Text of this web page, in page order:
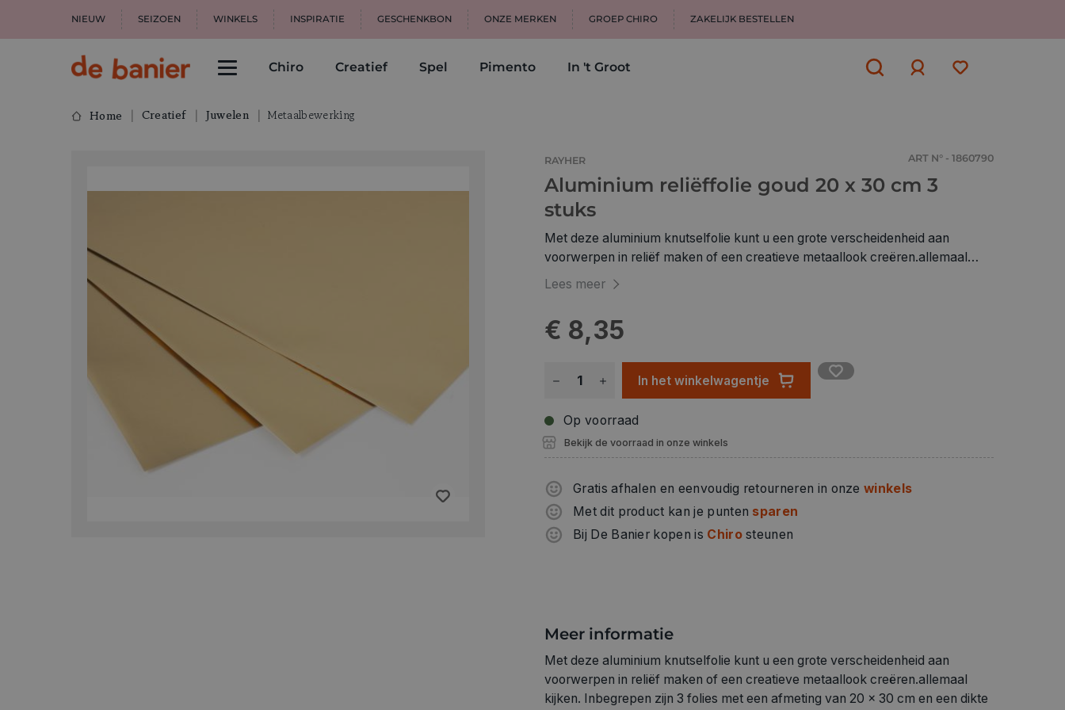
NIEUW SEIZOEN WINKELS INSPIRATIE GESCHENKBON ONZE MERKEN GROEP CHIRO ZAKELIJK BESTELLEN
Chiro Creatief Spel Pimento In 't Groot
Home Creatief Juwelen Metaalbewerking
RAYHER ART N° - 1860790
Aluminium reliëffolie goud 20 x 30 cm 3
stuks
Met deze aluminium knutselfolie kunt u een grote verscheidenheid aan
voorwerpen in reliëf maken of een creatieve metaallook creëren.allemaal
kijken. Inbegrepen zijn 3 folies met een afmeting van 20 x 30 cm en een dikte
geschenken. Om uw werk te embossen hebt u kleine embossing tools of een
afgewerkte kunstwerken kunnen vervolgens worden bevestigd op houten
borden, kaarsen, wenskaarten, spieraam, karton en nog veel meer. Laat uw
deze folie. Verkrijgbaar in goud, zilver en koper kleurig.
Lees meer
€ 8,35
In het winkelwagentje
Op voorraad
Bekijk de voorraad in onze winkels
Gratis afhalen en eenvoudig retourneren in onzewinkels
Met dit product kan je punten sparen
Bij De Banier kopen is Chirosteunen
Meer informatie
Met deze aluminium knutselfolie kunt u een grote verscheidenheid aan
voorwerpen in reliëf maken of een creatieve metaallook creëren.allemaal
kijken. Inbegrepen zijn 3 folies met een afmeting van 20 x 30 cm en een dikte